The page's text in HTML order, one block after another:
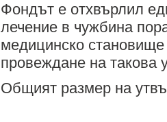
Фондът е отхвърлил
лечение в чужбина
медицинско
провеждане на такова
Общият размер на